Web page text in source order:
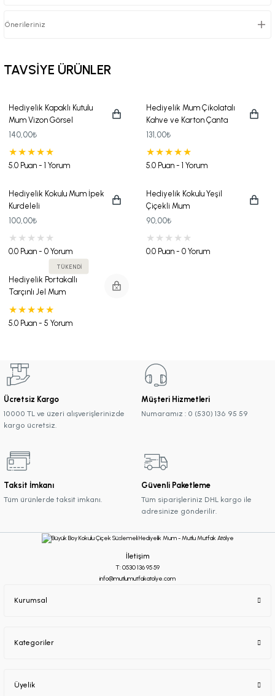
Önerileriniz
TAVSİYE ÜRÜNLER
Hediyelik Kapaklı Kutulu
Mum Vizon Görsel
140,00₺
5.0 Puan - 1 Yorum
Hediyelik Mum Çikolatalı
Kahve ve Karton Çanta
Seti
131,00₺
5.0 Puan - 1 Yorum
Hediyelik Kokulu Mum İpek
Kurdeleli
100,00₺
0.0 Puan - 0 Yorum
Hediyelik Kokulu Yeşil
Çiçekli Mum
90,00₺
0.0 Puan - 0 Yorum
TÜKENDİ
Hediyelik Portakallı
Tarçınlı Jel Mum
5.0 Puan - 5 Yorum
Ücretsiz Kargo
10000 TL ve üzeri alışverişlerinizde
kargo ücretsiz.
Müşteri Hizmetleri
Numaramız : 0 (530) 136 95 59
Taksit İmkanı
Tüm ürünlerde taksit imkanı.
Güvenli Paketleme
Tüm siparişleriniz DHL kargo ile
adresinize gönderilir.
İletişim
T: 0530 136 95 59
info@mutlumutfakatolye.com
Kurumsal
Kategoriler
Üyelik